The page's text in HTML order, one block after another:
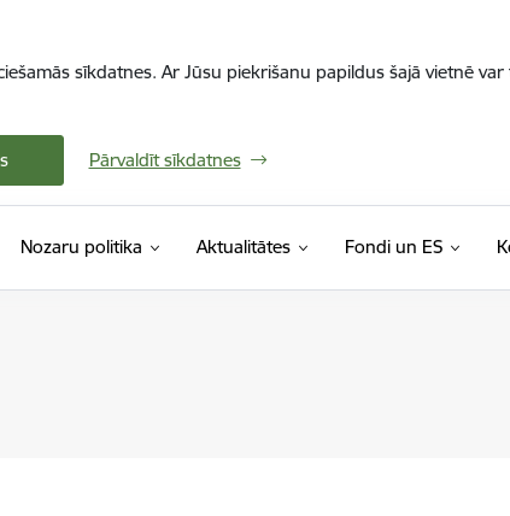
sīkdatnes. Ar Jūsu piekrišanu papildus šajā vietnē
Pārvaldīt sīkdatnes
Nozaru politika Aktualitātes Fondi un ES